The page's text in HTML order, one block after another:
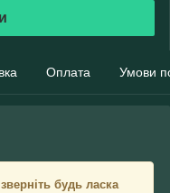
Оплата Умови
будь ласка